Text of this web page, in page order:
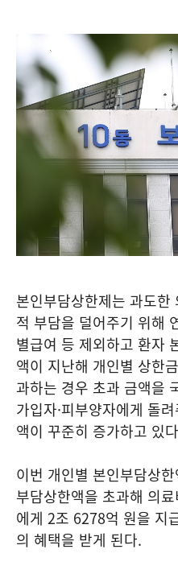
본인부담상한제는 과도
적 부담을 덜어주기 위해
별급여 등 제외하고 환자
액이 지난해 개인별 상한
과하는 경우 초과 금액을
가입자·피부양자에게 돌
액이 꾸준히 증가하고 있
이번 개인별 본인부담상
부담상한액을 초과해 의
에게 2조 6278억 원을 지
의 혜택을 받게 된다.